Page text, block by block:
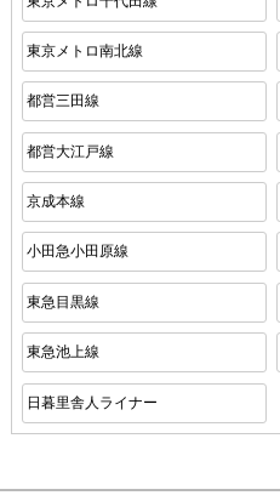
東京メトロ南北線
都営三田線
都営大江戸線
京成本線
小田急小田原線
東急目黒線
東急池上線
日暮里舎人ライナー